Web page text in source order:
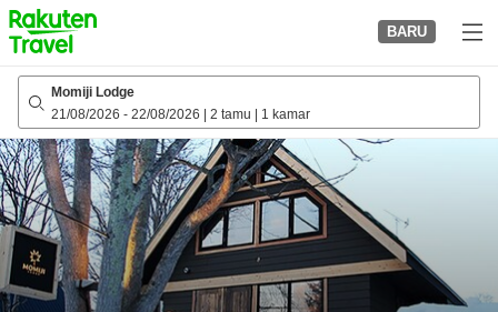
to
top
page
BARU
Momiji Lodge
21/08/2026 - 22/08/2026 2 tamu 1 kamar